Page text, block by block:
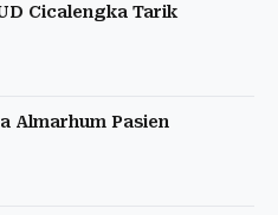
Cicalengka Tarik
Almarhum Pasien